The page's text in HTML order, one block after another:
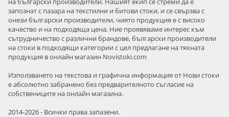
запознат с пазара на текстилни и битови стоки, и се свързва с
онези български производители, чиято продукция е с високо
качество и на подходяща цена. Ние проявяваме интерес към
сътрудничество с различни брандове, български производители
на стоки в подходящи категории с цел предлагане на тяхната
продукция в онлайн магазин Novistoki.com
Използването на текстова и графична информация от Нови стоки
е абсолютно забранено без предварителното съгласие на
собствениците на онлайн магазина.
2014-2026 - Всички права запазени.